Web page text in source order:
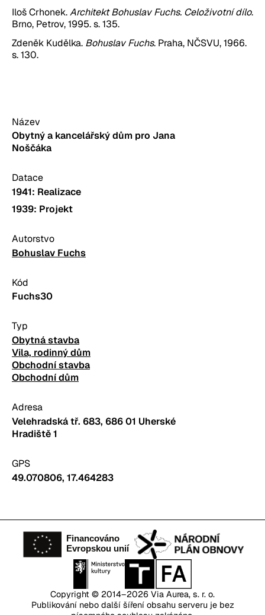
Název
Obytný a kancelářský dům pro Jana
Noščáka
Datace
1941: Realizace
1939: Projekt
Autorstvo
Bohuslav Fuchs
Kód
Fuchs30
Typ
Obytná stavba
Vila, rodinný dům
Obchodní stavba
Obchodní dům
Adresa
Velehradská tř. 683, 686 01 Uherské
Hradiště 1
GPS
49.070806, 17.464283
Iloš Crhonek.Architekt Bohuslav Fuchs. Celoživotní dílo.
Brno, Petrov, 1995. s. 135.
Zdeněk Kudělka. Bohuslav Fuchs. Praha, NČSVU, 1966.
s. 130.
Copyright © 2014–2026 Via Aurea, s. r. o.
Publikování nebo další šíření obsahu serveru je bez